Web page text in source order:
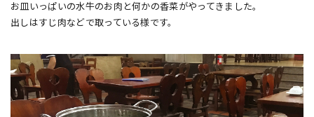
お皿いっぱいの水牛のお肉と何かの香菜がやってきました。
出しはすじ肉などで取っている様です。